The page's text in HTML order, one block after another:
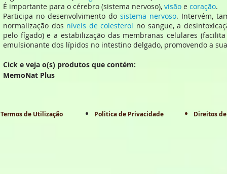
É importante para o cérebro (sistema nervoso), visão e coração.
Participa no desenvolvimento dosistema nervoso. Intervém,
normalização dos níveis de colesterol no sangue, a
pelo fígado) e a estabilização das membranas celulares
emulsionante dos lípidos no intestino delgado, promovendo a
Cick e veja o(s) produtos que contém:
MemoNat Plus
Termos de Utilização Politica de Privacidade Direitos